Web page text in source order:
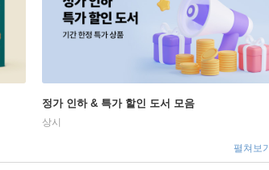
정가 인하 & 특가 할인 도서 모음
상시
펼쳐보기